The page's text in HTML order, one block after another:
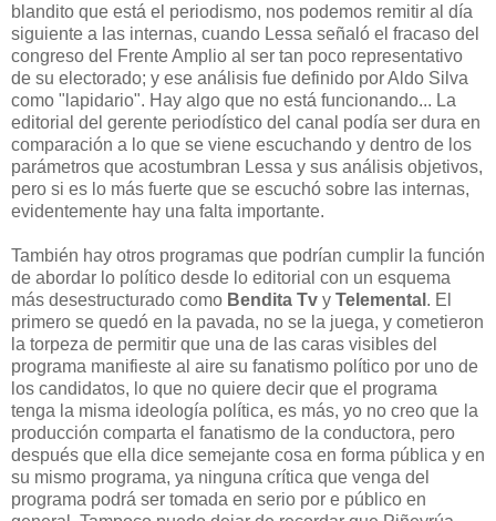
blandito que está el periodismo, nos podemos remitir al día
siguiente a las internas, cuando Lessa señaló el fracaso del
congreso del Frente Amplio al ser tan poco representativo
de su electorado; y ese análisis fue definido por Aldo Silva
como "lapidario". Hay algo que no está funcionando... La
editorial del gerente periodístico del canal podía ser dura en
comparación a lo que se viene escuchando y dentro de los
parámetros que acostumbran Lessa y sus análisis objetivos,
pero si es lo más fuerte que se escuchó sobre las internas,
evidentemente hay una falta importante.
También hay otros programas que podrían cumplir la función
de abordar lo político desde lo editorial con un esquema
más desestructurado como Bendita Tv y Telemental . El
primero se quedó en la pavada, no se la juega, y cometieron
la torpeza de permitir que una de las caras visibles del
programa manifieste al aire su fanatismo político por uno de
los candidatos, lo que no quiere decir que el programa
tenga la misma ideología política, es más, yo no creo que la
producción comparta el fanatismo de la conductora, pero
después que ella dice semejante cosa en forma pública y en
su mismo programa, ya ninguna crítica que venga del
programa podrá ser tomada en serio por e público en